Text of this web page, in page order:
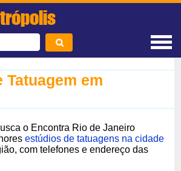
Tatuagem em
o Encontra Rio de Janeiro
estúdios de tatuagens na cidade
com telefones e endereço das